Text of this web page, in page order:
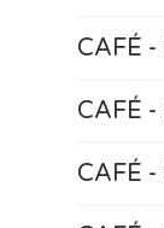
CAFÉ
CAFÉ
CAFÉ